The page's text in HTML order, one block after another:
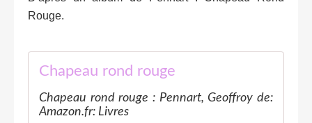
Rouge.
Chapeau rond rouge
Chapeau rond rouge : Pennart, Geoffroy de:
Amazon.fr: Livres